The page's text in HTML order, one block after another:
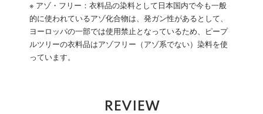
※ アゾ・フリー：衣料品の染料として日本国内で今も一般
的に使われているアゾ化合物は、発ガン性があるとして、
ヨーロッパの一部では使用禁止となっているため、ピープ
ルツリーの衣料品はアゾフリー（アゾ系でない）染料を使
っています。
REVIEW